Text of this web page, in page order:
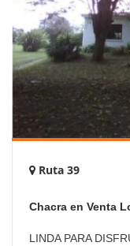
Ruta 39
Chacra en Venta
LINDA PARA